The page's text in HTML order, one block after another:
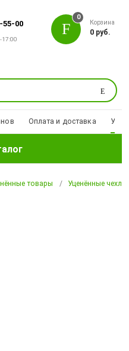
55-00
17:00
Поиск
0
Корзина
0 руб.
Оплата и доставка
товары Уценённые